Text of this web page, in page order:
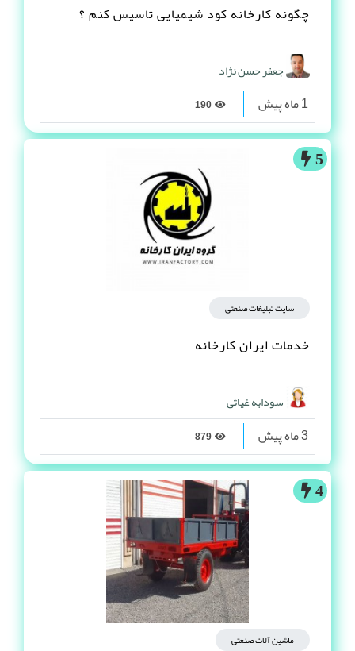
چگونه کارخانه کود شیمیایی تاسیس کنم ؟
جعفر حسن نژاد
1 ماه پیش
5
سایت تبلیغات صنعتی
خدمات ایران کارخانه
سودابه غیاثی
3 ماه پیش
4
ماشین آلات صنعتی